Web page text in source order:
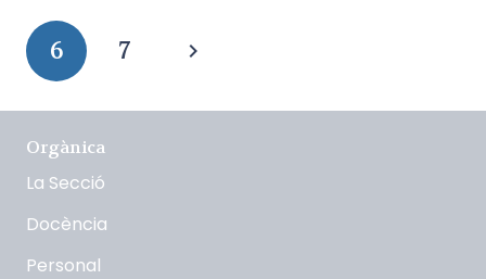
6 7
Orgànica
La Secció
Docència
Personal